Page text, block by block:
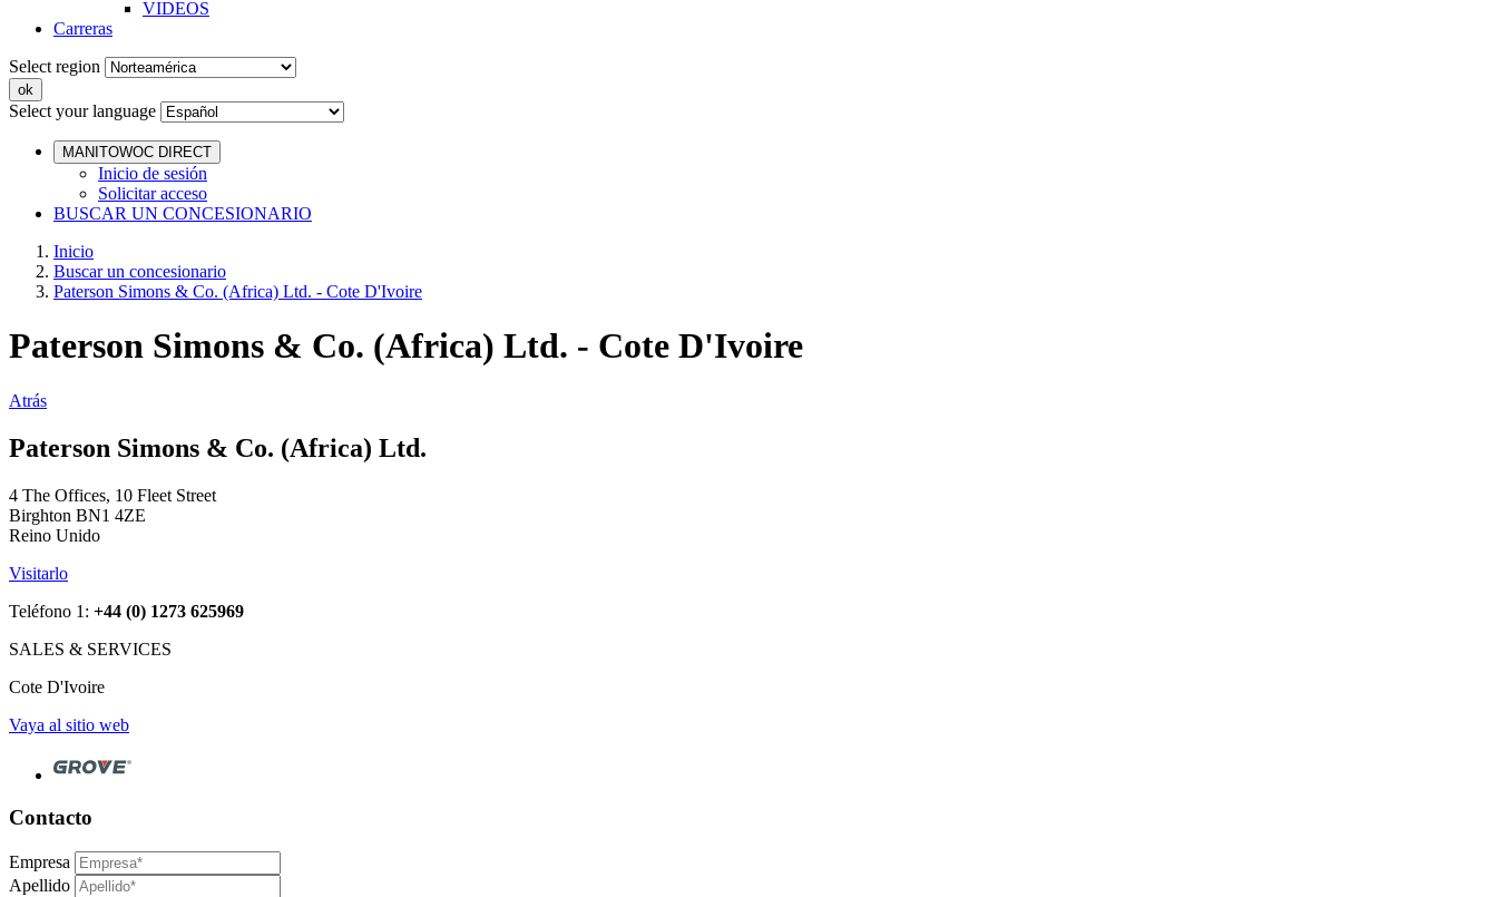
VIDEOS
Carreras
Select region
Select your language
MANITOWOC DIRECT
Inicio de sesión
Solicitar acceso
BUSCAR UN CONCESIONARIO
Inicio
Buscar un concesionario
Paterson Simons & Co. (Africa) Ltd. - Cote D'Ivoire
Paterson Simons & Co. (Africa) Ltd. - Cote D'Ivoire
Atrás
Paterson Simons & Co. (Africa) Ltd.
4 The Offices, 10 Fleet Street
Birghton BN1 4ZE
Reino Unido
Visitarlo
Teléfono 1: +44 (0) 1273 625969
SALES & SERVICES
Cote D'Ivoire
Vaya al sitio web
Contacto
Empresa
Apellido